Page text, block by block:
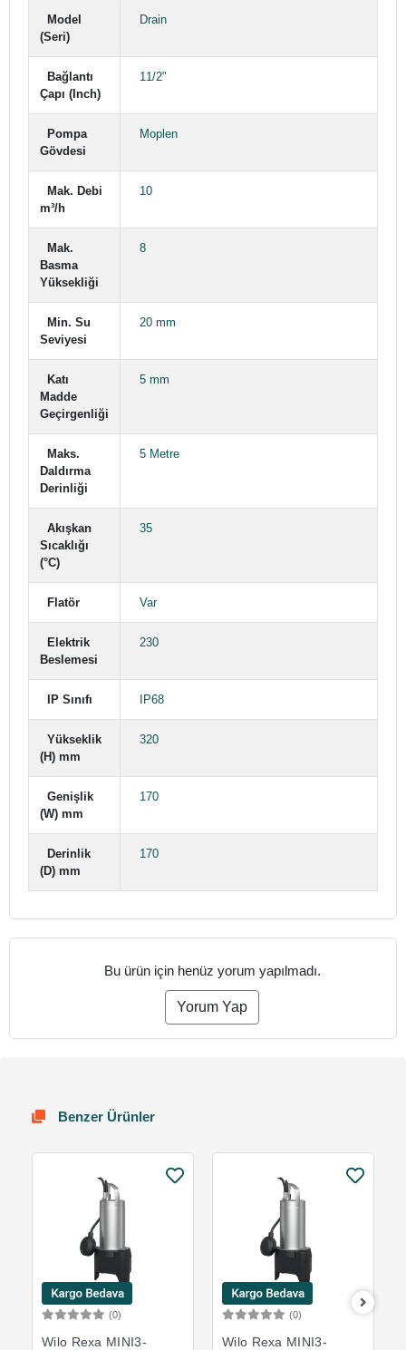
Model
(Seri)
Drain
Bağlantı
Çapı (Inch)
11/2"
Pompa
Gövdesi
Moplen
Mak. Debi
m³/h
10
Mak.
Basma
Yüksekliği
8
Min. Su
Seviyesi
20 mm
Katı
Madde
Geçirgenliği
5 mm
Maks.
Daldırma
Derinliği
5 Metre
Akışkan
Sıcaklığı
(°C)
35
Flatör Var
Elektrik
Beslemesi
230
IP Sınıfı IP68
Yükseklik
(H) mm
320
Genişlik
(W) mm
170
Derinlik
(D) mm
170
Bu ürün için henüz yorum yapılmadı.
Yorum Yap
Benzer Ürünler
(0)
Wilo Rexa MINI3-
(0)
Wilo Rexa MINI3-